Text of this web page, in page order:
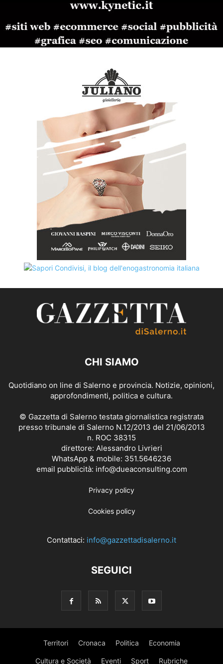
CHI SIAMO
Quotidiano on line di Salerno e provincia. Notizie, opinioni,
approfondimenti, politica e cultura.
© Gazzetta di Salerno testata giornalistica registrata
presso tribunale di Salerno N.12/2013 del 21/06/2013
n. ROC 38315
direttore: Alessandro Livrieri
WhatsApp & mobile: 351.5646236
email pubblicità: info@dueaconsulting.com
Privacy policy
Cookies policy
Contattaci: info@gazzettadisalerno.it
SEGUICI
Territori Cronaca Politica Economia
Cultura e Società Eventi Sport Rubriche